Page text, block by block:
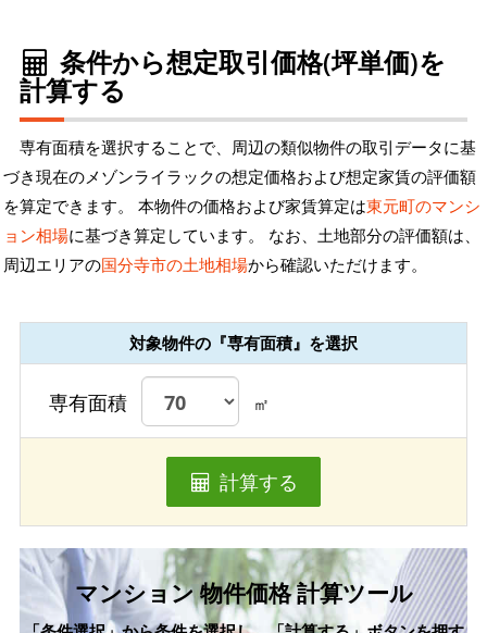
条件から想定取引価格(坪単価)を
計算する
専有面積を選択することで、周辺の類似物件の取引データに基
づき現在のメゾンライラックの想定価格および想定家賃の評価額
を算定できます。 本物件の価格および家賃算定は東元町のマンシ
ョン相場に基づき算定しています。 なお、土地部分の評価額は、
周辺エリアの国分寺市の土地相場から確認いただけます。
対象物件の『専有面積』を選択
専有面積 ㎡
計算する
マンション 物件価格 計算ツール